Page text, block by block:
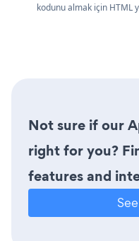
kodunu almak için HTML
Not sure if our
right for you?
features and